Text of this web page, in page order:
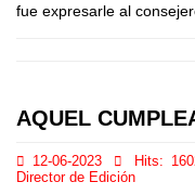
fue expresarle al
AQUEL
12-06-2023 Hits:
Director de Edición